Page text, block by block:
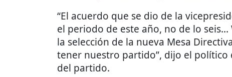
“El acuerdo que se dio de la
el periodo de este año, no de lo
la selección de la nueva Mesa
tener nuestro partido”, dijo el
del partido.